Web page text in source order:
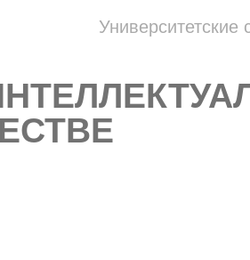
Университетские